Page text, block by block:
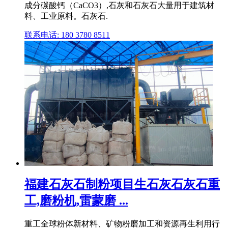
成分碳酸钙（CaCO3）,石灰和石灰石大量用于建筑材
料、工业原料。石灰石.
联系电话: 180 3780 8511
福建石灰石制粉项目生石灰石灰石重
工,磨粉机,雷蒙磨 ...
重工全球粉体新材料、矿物粉磨加工和资源再生利用行